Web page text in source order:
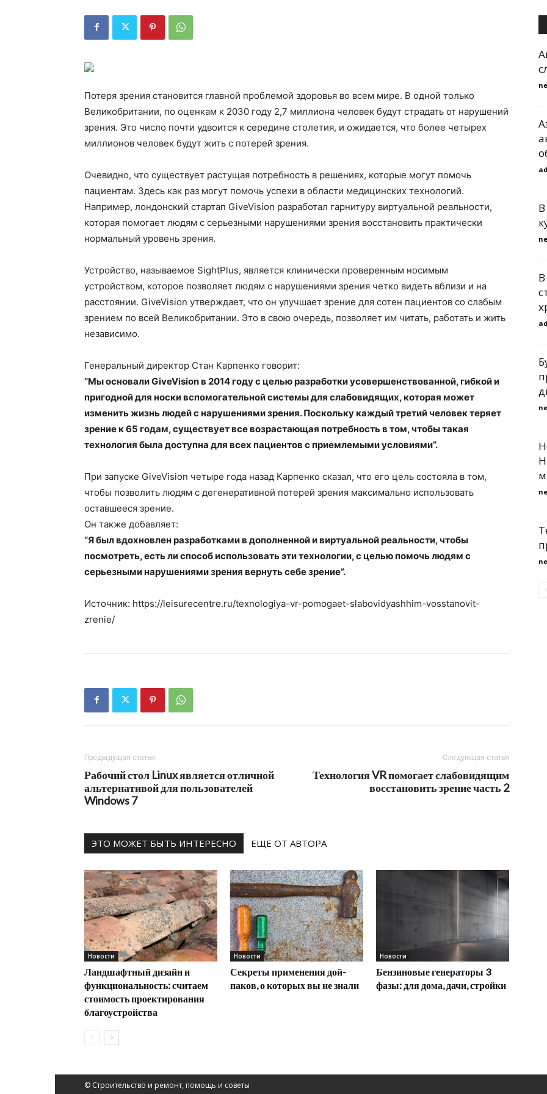
Потеря зрения становится главной проблемой здоровья во всем мире. В одной только
Великобритании, по оценкам к 2030 году 2,7 миллиона человек будут страдать от нарушений
зрения. Это число почти удвоится к середине столетия, и ожидается, что более четырех
миллионов человек будут жить с потерей зрения.
Очевидно, что существует растущая потребность в решениях, которые могут помочь
пациентам. Здесь как раз могут помочь успехи в области медицинских технологий.
Например, лондонский стартап GiveVision разработал гарнитуру виртуальной реальности,
которая помогает людям с серьезными нарушениями зрения восстановить практически
нормальный уровень зрения.
Устройство, называемое SightPlus, является клинически проверенным носимым
устройством, которое позволяет людям с нарушениями зрения четко видеть вблизи и на
расстоянии. GiveVision утверждает, что он улучшает зрение для сотен пациентов со слабым
зрением по всей Великобритании. Это в свою очередь, позволяет им читать, работать и жить
независимо.
Генеральный директор Стан Карпенко говорит:
“Мы основали GiveVision в 2014 году с целью разработки усовершенствованной, гибкой и
пригодной для носки вспомогательной системы для слабовидящих, которая может
изменить жизнь людей с нарушениями зрения. Поскольку каждый третий человек теряет
зрение к 65 годам, существует все возрастающая потребность в том, чтобы такая
технология была доступна для всех пациентов с приемлемыми условиями”.
При запуске GiveVision четыре года назад Карпенко сказал, что его цель состояла в том,
чтобы позволить людям с дегенеративной потерей зрения максимально использовать
оставшееся зрение.
Он также добавляет:
“Я был вдохновлен разработками в дополненной и виртуальной реальности, чтобы
посмотреть, есть ли способ использовать эти технологии, с целью помочь людям с
серьезными нарушениями зрения вернуть себе зрение”.
Источник: https://leisurecentre.ru/texnologiya-vr-pomogaet-slabovidyashhim-vosstanovit-
zrenie/
Предыдущая статья
Рабочий стол Linux является отличной
альтернативой для пользователей
Windows 7
Следующая статья
Технология VR помогает слабовидящим
восстановить зрение часть 2
ЭТО МОЖЕТ БЫТЬ ИНТЕРЕСНО ЕЩЕ ОТ АВТОРА
Новости
Ландшафтный дизайн и
функциональность: считаем
стоимость проектирования
благоустройства
Новости
Секреты применения дой-
паков, о которых вы не знали
Новости
Бензиновые генераторы 3
фазы: для дома, дачи, стройки
© Строительство и ремонт, помощь и советы